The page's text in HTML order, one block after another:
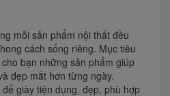
mỗi sản phẩm nội thất đều
cách sống riêng. Mục tiêu
bạn những sản phẩm giúp
đẹp mắt hơn từng ngày.
giày tiện dụng, đẹp, phù hợp